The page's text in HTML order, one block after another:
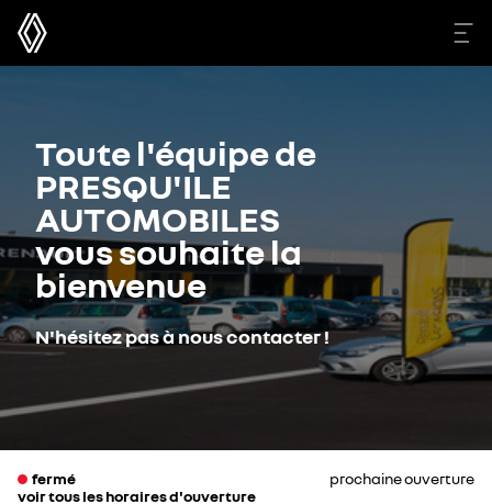
Toute l'équipe de
PRESQU'ILE
AUTOMOBILES
vous souhaite la
bienvenue
N'hésitez pas à nous contacter !
fermé
prochaine ouverture
voir tous les horaires d'ouverture